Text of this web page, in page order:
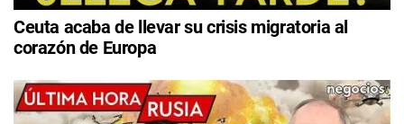
Ceuta acaba de llevar su crisis migratoria al
corazón de Europa